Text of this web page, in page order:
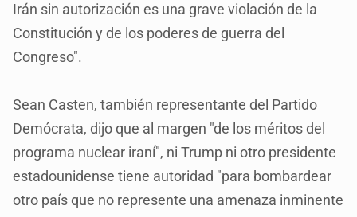
Irán sin autorización es una grave violación de la
Constitución y de los poderes de guerra del
Congreso".
Sean Casten, también representante del Partido
Demócrata, dijo que al margen "de los méritos del
programa nuclear iraní", ni Trump ni otro presidente
estadounidense tiene autoridad "para bombardear
otro país que no represente una amenaza inminente